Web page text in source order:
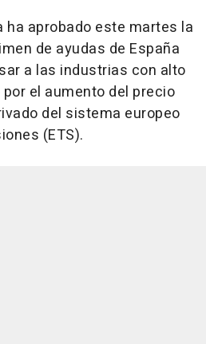
ha aprobado este martes la
de ayudas de España
a las industrias con alto
el aumento del precio
del sistema europeo
(ETS).